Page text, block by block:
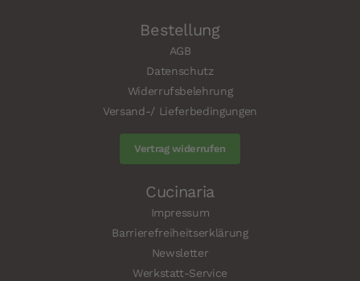
Bestellung
AGB
Datenschutz
Widerrufsbelehrung
Versand-/ Lieferbedingungen
Vertrag widerrufen
Cucinaria
Impressum
Barrierefreiheitserklärung
Newsletter
Werkstatt-Service